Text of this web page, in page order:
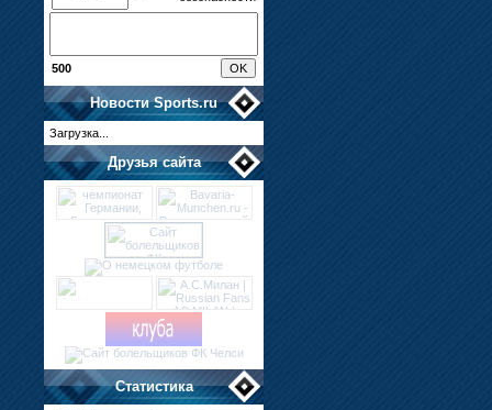
500
НовостиSports.ru
Загрузка...
Друзья сайта
Статистика